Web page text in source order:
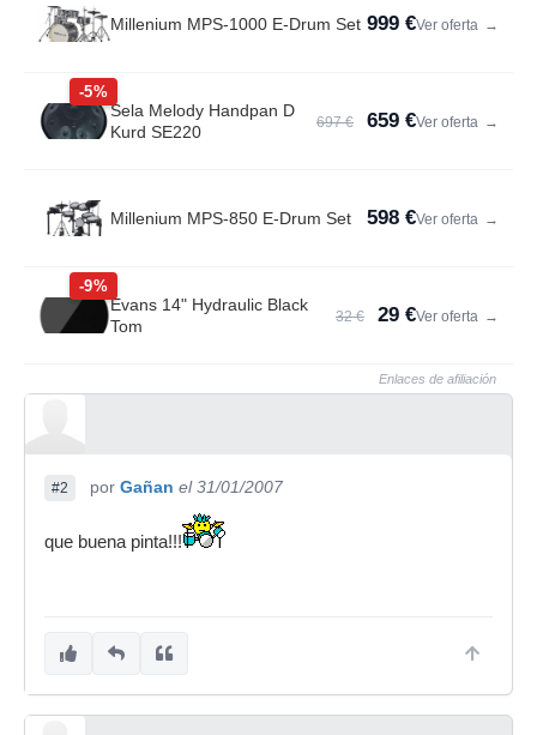
Millenium MPS-1000 E-Drum Set 999 €Ver oferta →
-5%
Sela Melody Handpan D
Kurd SE220
697 € 659 €Ver oferta →
Millenium MPS-850 E-Drum Set 598 €Ver oferta →
-9%
Evans 14" Hydraulic Black
Tom
32 € 29 €Ver oferta →
Enlaces de afiliación
#2 por Gañan el 31/01/2007
que buena pinta!!!